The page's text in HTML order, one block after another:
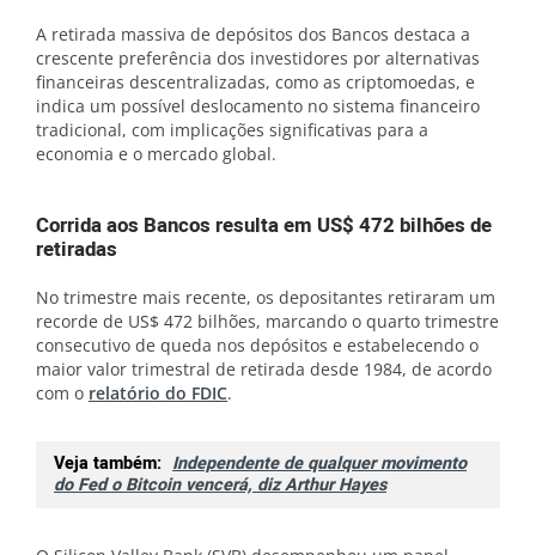
A retirada massiva de depósitos dos Bancos destaca a
crescente preferência dos investidores por alternativas
financeiras descentralizadas, como as criptomoedas, e
indica um possível deslocamento no sistema financeiro
tradicional, com implicações significativas para a
economia e o mercado global.
Corrida aos Bancos resulta em US$ 472 bilhões de
retiradas
No trimestre mais recente, os depositantes retiraram um
recorde de US$ 472 bilhões, marcando o quarto trimestre
consecutivo de queda nos depósitos e estabelecendo o
maior valor trimestral de retirada desde 1984, de acordo
com o relatório do FDIC.
Veja também: Independente de qualquer movimento
do Fed o Bitcoin vencerá, diz Arthur Hayes